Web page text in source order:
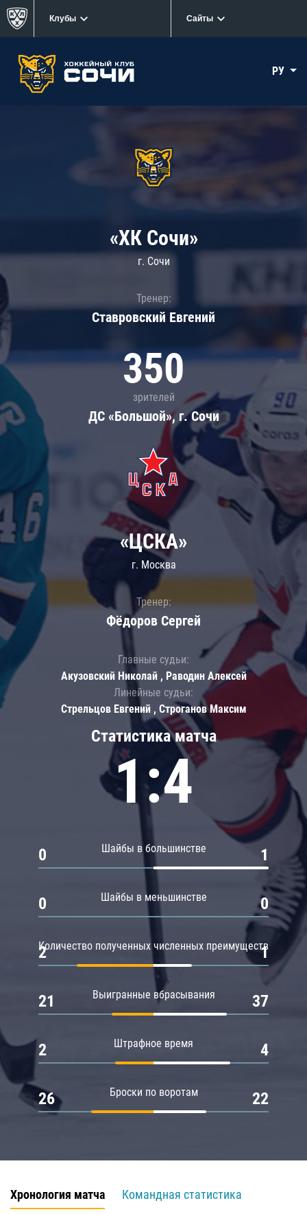
Клубы Сайты
РУ
«ХК Сочи»
г. Сочи
Тренер:
Ставровский Евгений
350
зрителей
ДС «Большой», г. Сочи
Статистика матча
1:4
Шайбы в большинстве
0 1
Шайбы в меньшинстве
0 0
Количество полученных численных преимуществ
2 1
Выигранные вбрасывания
21 37
Штрафное время
2 4
Броски по воротам
26 22
«ЦСКА»
г. Москва
Тренер:
Фёдоров Сергей
Главные судьи:
Акузовский Николай , Раводин Алексей
Линейные судьи:
Стрельцов Евгений , Строганов Максим
Хронология матча
Командная статистика